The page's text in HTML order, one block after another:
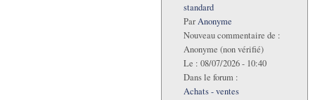
standard
ParAnonyme
Nouveau commentaire de :
Anonyme (non vérifié)
Le : 08/07/2026 - 10:40
Dans le forum :
Achats - ventes